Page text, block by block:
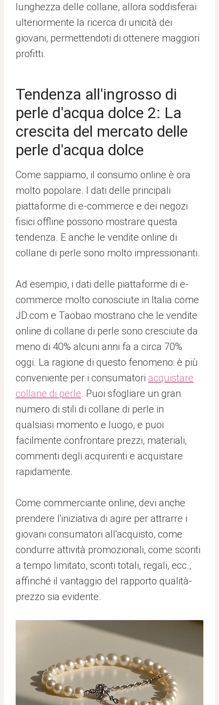
lunghezza delle collane, allora soddisferai
ulteriormente la ricerca di unicità dei
giovani, permettendoti di ottenere maggiori
profitti.
Tendenza all'ingrosso di
perle d'acqua dolce 2: La
crescita del mercato delle
perle d'acqua dolce
Come sappiamo, il consumo online è ora
molto popolare. I dati delle principali
piattaforme di e-commerce e dei negozi
fisici offline possono mostrare questa
tendenza. E anche le vendite online di
collane di perle sono molto impressionanti.
Ad esempio, i dati delle piattaforme di e-
commerce molto conosciute in Italia come
JD.com e Taobao mostrano che le vendite
online di collane di perle sono cresciute da
meno di 40% alcuni anni fa a circa 70%
oggi. La ragione di questo fenomeno: è più
conveniente per i consumatori acquistare
collane di perle. Puoi sfogliare un gran
numero di stili di collane di perle in
qualsiasi momento e luogo, e puoi
facilmente confrontare prezzi, materiali,
commenti degli acquirenti e acquistare
rapidamente.
Come commerciante online, devi anche
prendere l'iniziativa di agire per attrarre i
giovani consumatori all'acquisto, come
condurre attività promozionali, come sconti
a tempo limitato, sconti totali, regali, ecc.,
affinché il vantaggio del rapporto qualità-
prezzo sia evidente.